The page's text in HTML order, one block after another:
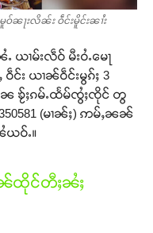
ႈၵမ်ႉထႅမ် ၸုမ်းၶၢ
ႈဢေႃႈ။
ဝ်ၼႃးလိၼ်း ဝဵင်းမိူင်းၼၢႆး
ၢမ်းလဵဝ် မီးဝႆႉမေႃ
ဝဵင်း ယၢၼ်ဝဵင်းမွၵ်ႈ 3
ၼ ၶႂ်ႈၵမ်ႉထႅမ်ၸွႆႈၸိုင် တွ
(မၢၼ်ႈ) ဢမ်ႇၼၼ်
ၼႆယဝ်ႉ။
ၼ်ထိုင်တီႈၼႆႈ